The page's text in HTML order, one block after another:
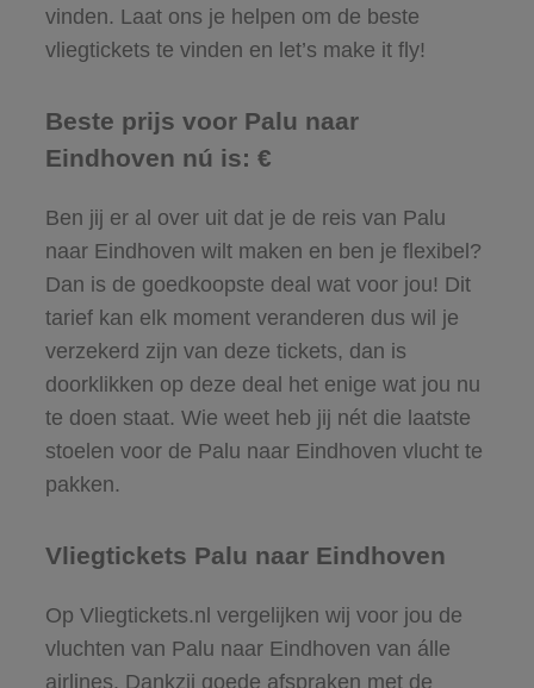
vinden. Laat ons je helpen om de beste
vliegtickets te vinden en let’s make it fly!
Beste prijs voor Palu naar
Eindhoven nú is: €
Ben jij er al over uit dat je de reis van Palu
naar Eindhoven wilt maken en ben je flexibel?
Dan is de goedkoopste deal wat voor jou! Dit
tarief kan elk moment veranderen dus wil je
verzekerd zijn van deze tickets, dan is
doorklikken op deze deal het enige wat jou nu
te doen staat. Wie weet heb jij nét die laatste
stoelen voor de Palu naar Eindhoven vlucht te
pakken.
Vliegtickets Palu naar Eindhoven
Op Vliegtickets.nl vergelijken wij voor jou de
vluchten van Palu naar Eindhoven van álle
airlines. Dankzij goede afspraken met de